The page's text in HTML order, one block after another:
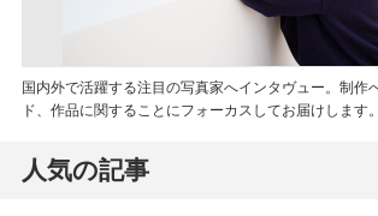
国内外で活躍する注目の写真家へインタヴュー。制作
ド、作品に関することにフォーカスしてお届けします。
人気の記事